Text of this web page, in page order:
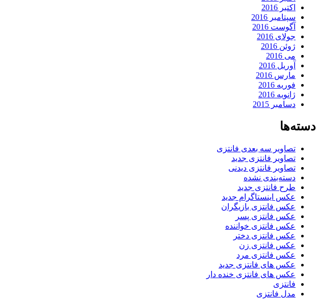
اکتبر 2016
سپتامبر 2016
آگوست 2016
جولای 2016
ژوئن 2016
می 2016
آوریل 2016
مارس 2016
فوریه 2016
ژانویه 2016
دسامبر 2015
دسته‌ها
تصاویر سه بعدی فانتزی
تصاویر فانتزی جدید
تصاویر فانتزی دیدنی
دسته‌بندی نشده
طرح فانتزی جدید
عکس اینستاگرام جدید
عکس فانتزی بازیگران
عکس فانتزی پسر
عکس فانتزی خواننده
عکس فانتزی دختر
عکس فانتزی زن
عکس فانتزی مرد
عکس های فانتزی جدید
عکس های فانتزی خنده دار
فانتزی
مدل فانتزی